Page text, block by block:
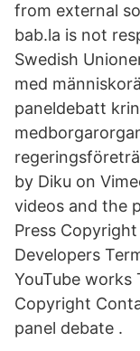
from external
bab.la is not
Swedish
med
paneldebatt
by Diku on
videos and the
Press
Developers
YouTube works
Copyright
panel debate .